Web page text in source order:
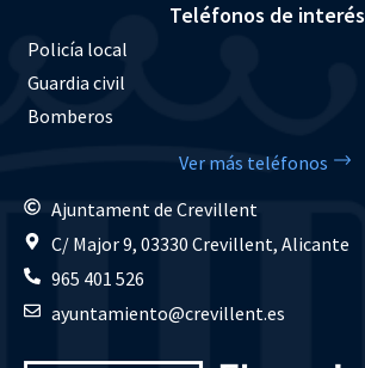
Teléfonos de interés
Policía local
Guardia civil
Bomberos
Ver más teléfonos
Ajuntament de Crevillent
C/ Major 9, 03330 Crevillent, Alicante
965 401 526
ayuntamiento@crevillent.es